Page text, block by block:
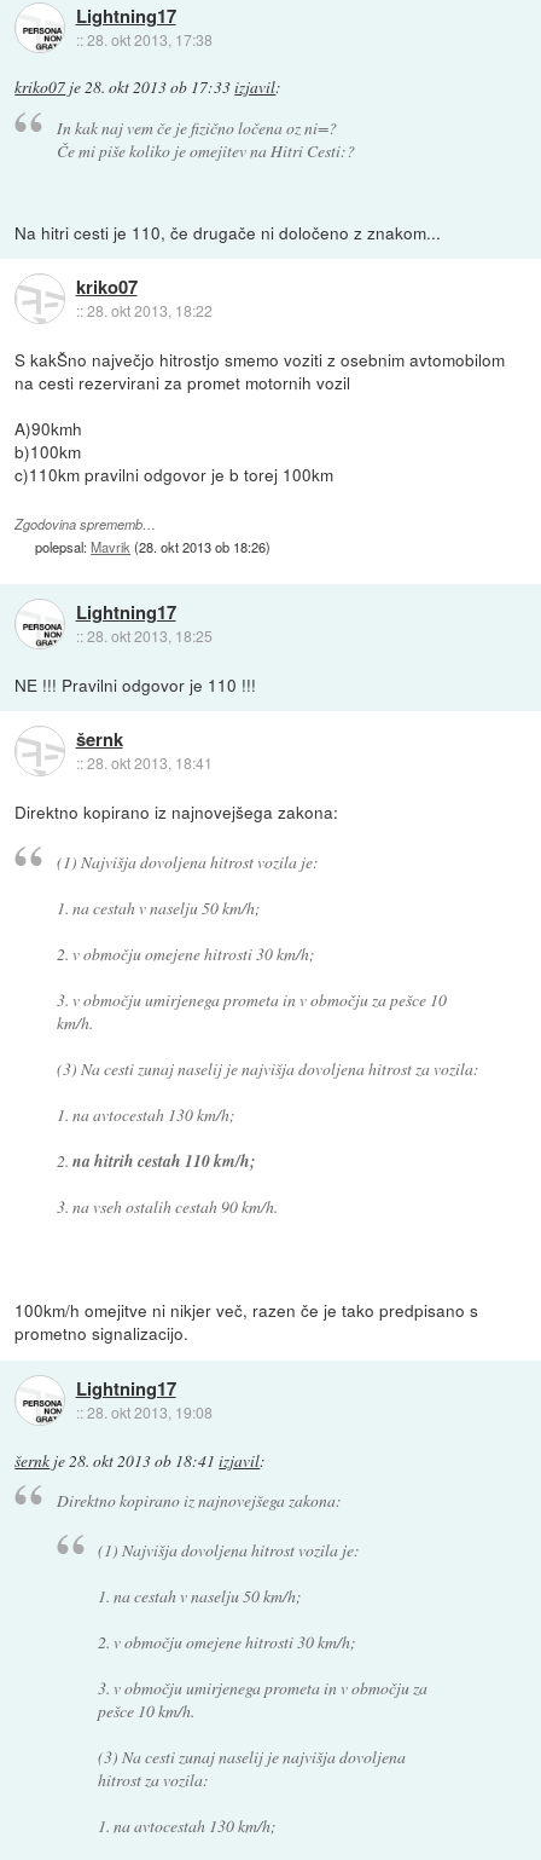
Lightning17
::28. okt 2013, 17:38
kriko07 je28. okt 2013 ob 17:33izjavil:
In kak naj vem če je fizično ločena oz ni=?
Če mi piše koliko je omejitev na Hitri Cesti:?
Na hitri cesti je 110, če drugače ni določeno z znakom...
kriko07
::28. okt 2013, 18:22
S kakŠno največjo hitrostjo smemo voziti z osebnim avtomobilom
na cesti rezervirani za promet motornih vozil
A)90kmh
b)100km
c)110km pravilni odgovor je b torej 100km
Zgodovina sprememb…
polepsal:Mavrik (28. okt 2013 ob 18:26)
Lightning17
::28. okt 2013, 18:25
NE !!! Pravilni odgovor je 110 !!!
šernk
::28. okt 2013, 18:41
Direktno kopirano iz najnovejšega zakona:
(1) Najvišja dovoljena hitrost vozila je:
1. na cestah v naselju 50 km/h;
2. v območju omejene hitrosti 30 km/h;
3. v območju umirjenega prometa in v območju za pešce 10
km/h.
(3) Na cesti zunaj naselij je najvišja dovoljena hitrost za vozila:
1. na avtocestah 130 km/h;
2. na hitrih cestah 110 km/h;
3. na vseh ostalih cestah 90 km/h.
100km/h omejitve ni nikjer več, razen če je tako predpisano s
prometno signalizacijo.
Lightning17
::28. okt 2013, 19:08
šernk je 28. okt 2013 ob 18:41 izjavil:
Direktno kopirano iz najnovejšega zakona:
(1) Najvišja dovoljena hitrost vozila je:
1. na cestah v naselju 50 km/h;
2. v območju omejene hitrosti 30 km/h;
3. v območju umirjenega prometa in v območju za
pešce 10 km/h.
(3) Na cesti zunaj naselij je najvišja dovoljena
hitrost za vozila:
1. na avtocestah 130 km/h;